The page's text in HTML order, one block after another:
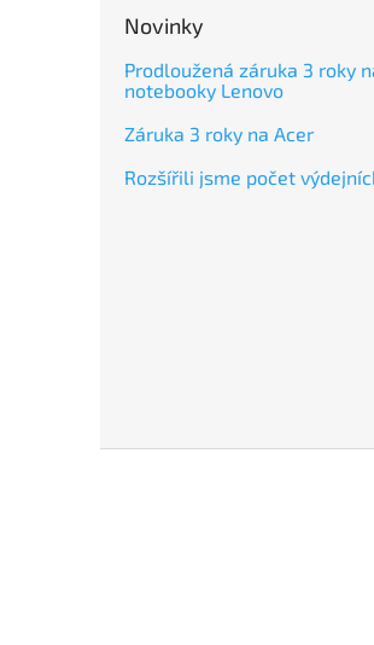
Novinky
Prodloužená záruka 3 roky
notebooky Lenovo
Záruka 3 roky na Acer
Rozšířili jsme počet